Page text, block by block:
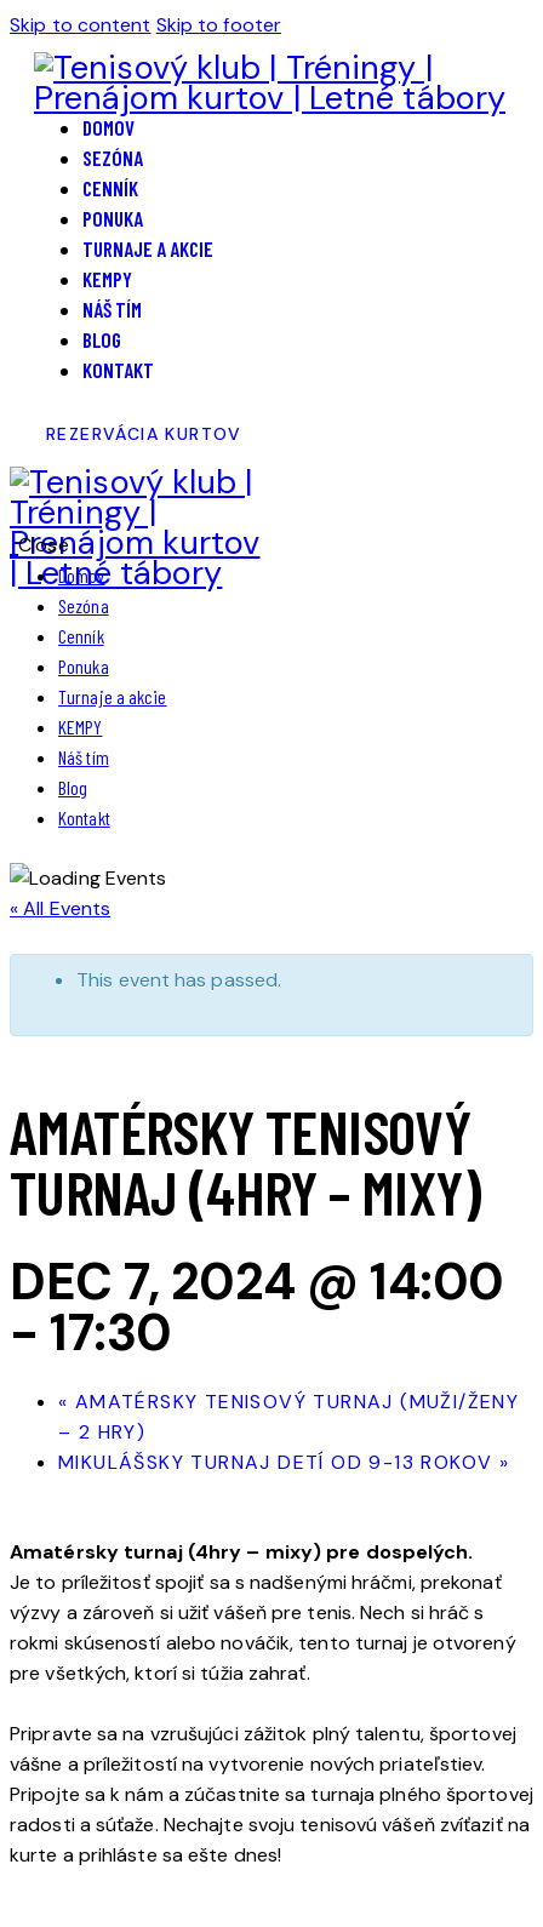
Skip to content Skip to footer
DOMOV
SEZÓNA
CENNÍK
PONUKA
TURNAJE A AKCIE
KEMPY
NÁŠ TÍM
BLOG
KONTAKT
REZERVÁCIA KURTOV
Close
Domov
Sezóna
Cenník
Ponuka
Turnaje a akcie
KEMPY
Náš tím
Blog
Kontakt
« All Events
This event has passed.
AMATÉRSKY TENISOVÝ
TURNAJ (4HRY – MIXY)
DEC 7, 2024 @ 14:00
- 17:30
« AMATÉRSKY TENISOVÝ TURNAJ (MUŽI/ŽENY
– 2 HRY)
MIKULÁŠSKY TURNAJ DETÍ OD 9-13 ROKOV »
Amatérsky turnaj (4hry – mixy) pre dospelých.
Je to príležitosť spojiť sa s nadšenými hráčmi, prekonať
výzvy a zároveň si užiť vášeň pre tenis. Nech si hráč s
rokmi skúseností alebo nováčik, tento turnaj je otvorený
pre všetkých, ktorí si túžia zahrať.
Pripravte sa na vzrušujúci zážitok plný talentu, športovej
vášne a príležitostí na vytvorenie nových priateľstiev.
Pripojte sa k nám a zúčastnite sa turnaja plného športovej
radosti a súťaže. Nechajte svoju tenisovú vášeň zvíťaziť na
kurte a prihláste sa ešte dnes!